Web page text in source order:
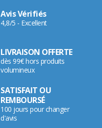
Avis Vérifiés
4,8/5 - Excellent
LIVRAISON OFFERTE
dès 99€ hors produits
volumineux
SATISFAIT OU
REMBOURSÉ
100 jours pour changer
d'avis